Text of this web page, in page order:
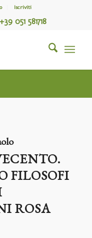
Iscriviti
051 581718
FILOSOFI
ROSA